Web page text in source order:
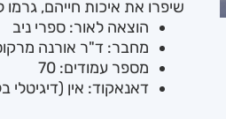
שיפרו את איכות חייהם,
הוצאה לאור: ספרי ניב
מחבר: ד"ר אורנה
מספר עמודים: 70
דאנאקוד: אין (דיגיטלי